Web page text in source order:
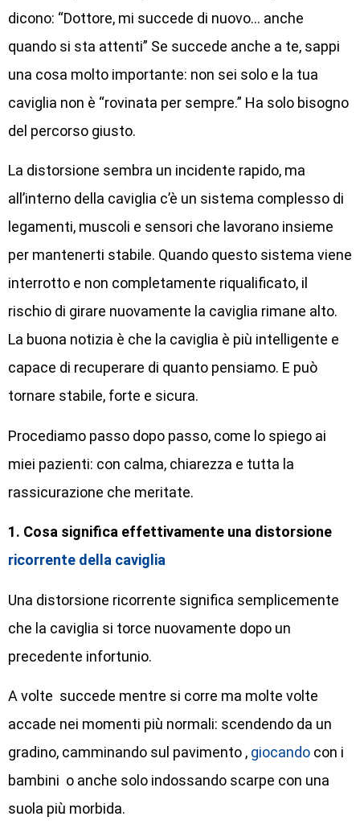
dicono: “Dottore, mi succede di nuovo… anche
quando si sta attenti” Se succede anche a te, sappi
una cosa molto importante: non sei solo e la tua
caviglia non è “rovinata per sempre.” Ha solo bisogno
del percorso giusto.
La distorsione sembra un incidente rapido, ma
all’interno della caviglia c’è un sistema complesso di
legamenti, muscoli e sensori che lavorano insieme
per mantenerti stabile. Quando questo sistema viene
interrotto e non completamente riqualificato, il
rischio di girare nuovamente la caviglia rimane alto.
La buona notizia è che la caviglia è più intelligente e
capace di recuperare di quanto pensiamo. E può
tornare stabile, forte e sicura.
Procediamo passo dopo passo, come lo spiego ai
miei pazienti: con calma, chiarezza e tutta la
rassicurazione che meritate.
1. Cosa significa effettivamente una distorsione
ricorrente della caviglia
Una distorsione ricorrente significa semplicemente
che la caviglia si torce nuovamente dopo un
precedente infortunio.
A volte succede mentre si corre ma molte volte
accade nei momenti più normali: scendendo da un
gradino, camminando sul pavimento , giocando con i
bambini o anche solo indossando scarpe con una
suola più morbida.